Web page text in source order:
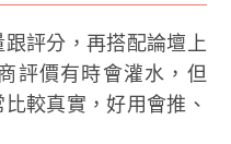
評分，再搭配論壇上
評價有時會灌水，但
較真實，好用會推、